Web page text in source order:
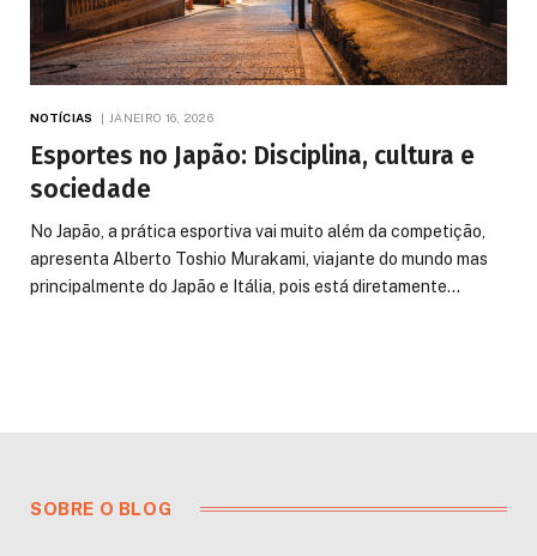
NOTÍCIAS JANEIRO 16, 2026
Esportes no Japão: Disciplina, cultura e
sociedade
No Japão, a prática esportiva vai muito além da competição,
apresenta Alberto Toshio Murakami, viajante do mundo mas
principalmente do Japão e Itália, pois está diretamente…
SOBRE O BLOG